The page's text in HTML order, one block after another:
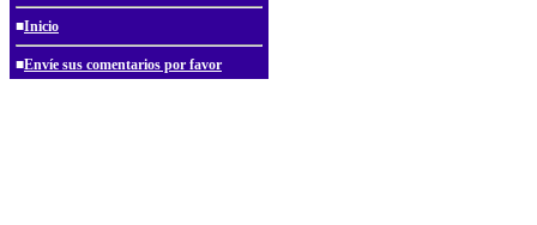
■Inicio
■Envíe sus comentarios por favor